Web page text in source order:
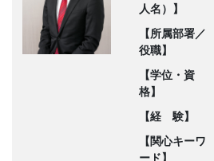
人名）】
【所属部署／
役職】
【学位・資
格】
【経 験】
【関心キーワ
ード】